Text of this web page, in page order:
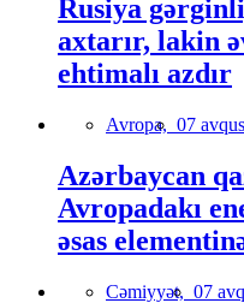
Rusiya
axtarır, lakin
ehtimalı azdır
Avropa, 07
Azərbaycan
Avropadakı
əsas
Cəmiyyət, 07